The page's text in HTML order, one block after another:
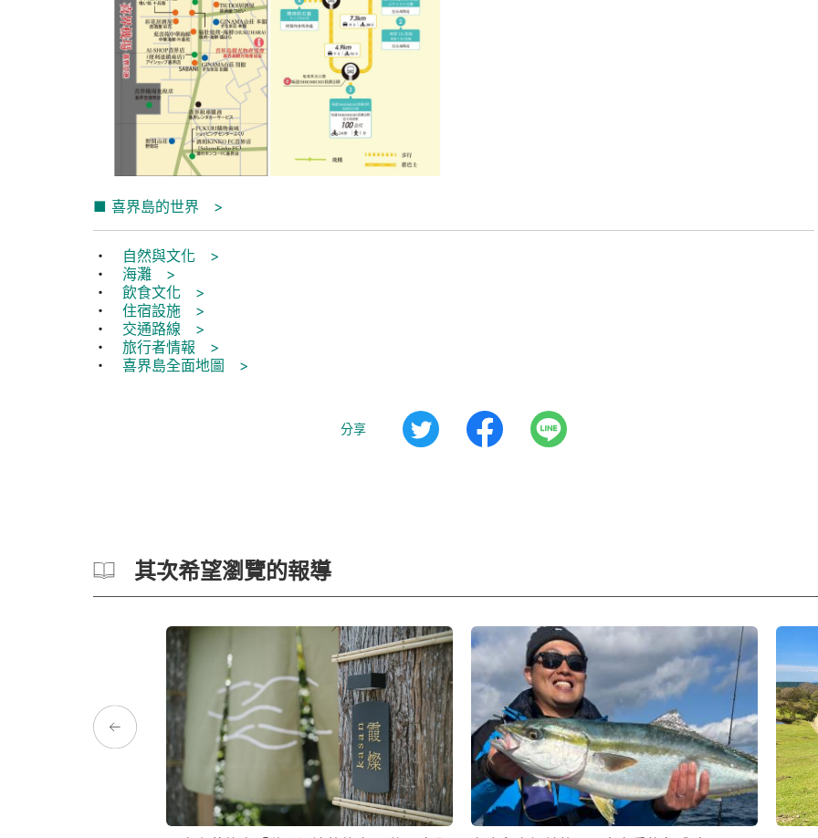
■ 喜界島的世界 >
・
自然與文化 >
・
海灘 >
・
飲食文化 >
・
住宿設施 >
・
交通路線 >
・
旅行者情報 >
・
喜界島全面地圖 >
分享
其次希望瀏覽的報導